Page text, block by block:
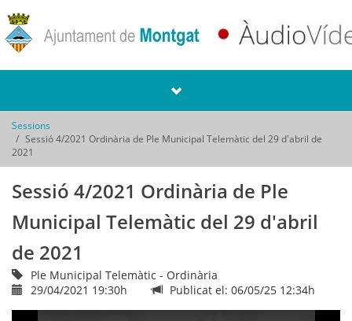
Sessions
Sessió 4/2021 Ordinària de Ple Municipal Telemàtic del 29 d'abril de
2021
Sessió 4/2021 Ordinària de Ple
Municipal Telemàtic del 29 d'abril
de 2021
Ple Municipal Telemàtic - Ordinària
29/04/2021 19:30h
Publicat el: 06/05/25 12:34h